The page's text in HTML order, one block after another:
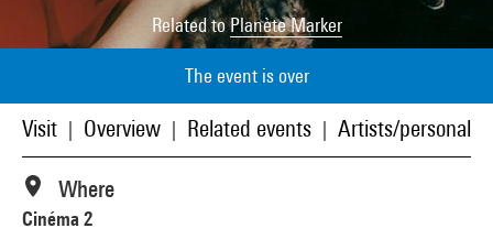
Related toPlanète Marker
The event is over
Visit Overview Related events Artists/
Where
Cinéma 2